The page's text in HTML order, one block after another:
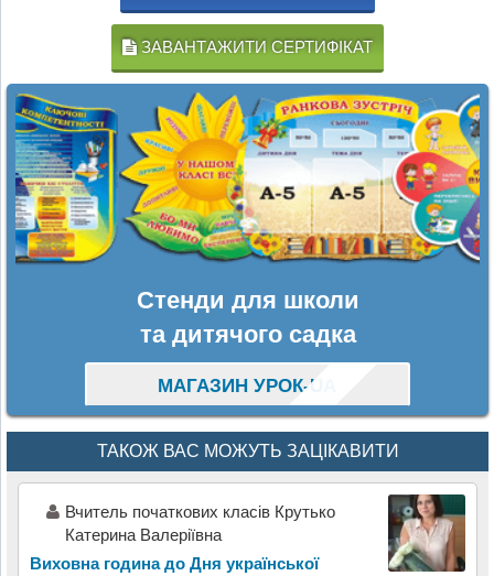
ЗАВАНТАЖИТИ СЕРТИФІКАТ
Стенди для школи
та дитячого садка
МАГАЗИН УРОК-UA
ТАКОЖ ВАС МОЖУТЬ ЗАЦІКАВИТИ
Вчитeль початкових класів Крутько
Катeрина Валeріївна
Виховна година до Дня української